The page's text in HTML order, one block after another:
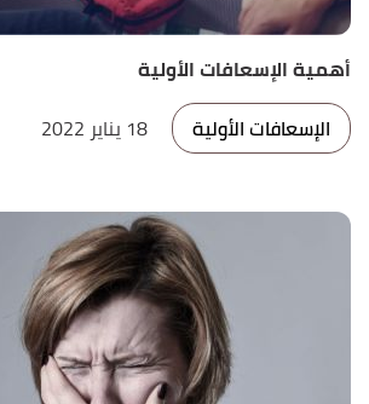
أهمية الإسعافات الأولية
الإسعافات الأولية
18 يناير 2022